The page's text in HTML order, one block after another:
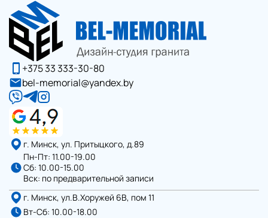
+375 33 333-30-80
bel-memorial@yandex.by
г. Минск, ул. Притыцкого, д.89
Пн-Пт: 11.00-19.00
Сб: 10.00-15.00
Вск: по предварительной записи
г. Минск, ул.В.Хоружей 6В, пом 11
Вт-Сб: 10.00-18.00